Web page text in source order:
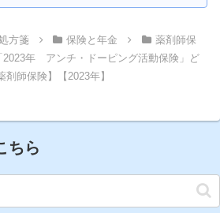
方箋 保険と年金
薬剤師保
2023年 アンチ・ドーピング活動保険」ど
師保険】【2023年】
ちら